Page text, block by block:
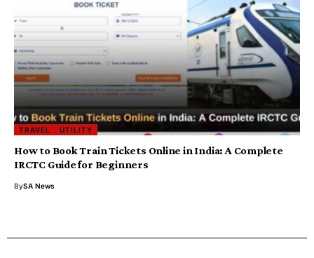
TRAVEL UTILITY
How to Book Train Tickets Online in India: A Complete
IRCTC Guide for Beginners
BySA News